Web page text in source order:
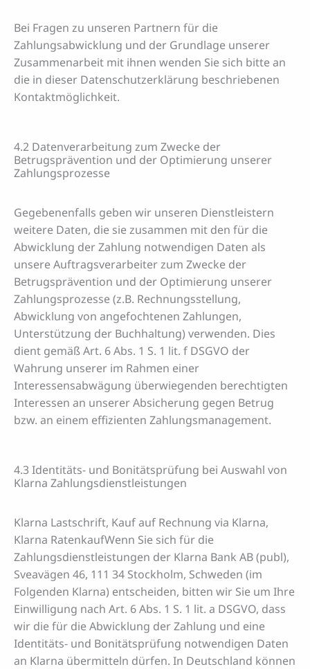
Bei Fragen zu unseren Partnern für die
Zahlungsabwicklung und der Grundlage unserer
Zusammenarbeit mit ihnen wenden Sie sich bitte an
die in dieser Datenschutzerklärung beschriebenen
Kontaktmöglichkeit.
4.2 Datenverarbeitung zum Zwecke der
Betrugsprävention und der Optimierung unserer
Zahlungsprozesse
Gegebenenfalls geben wir unseren Dienstleistern
weitere Daten, die sie zusammen mit den für die
Abwicklung der Zahlung notwendigen Daten als
unsere Auftragsverarbeiter zum Zwecke der
Betrugsprävention und der Optimierung unserer
Zahlungsprozesse (z.B. Rechnungsstellung,
Abwicklung von angefochtenen Zahlungen,
Unterstützung der Buchhaltung) verwenden. Dies
dient gemäß Art. 6 Abs. 1 S. 1 lit. f DSGVO der
Wahrung unserer im Rahmen einer
Interessensabwägung überwiegenden berechtigten
Interessen an unserer Absicherung gegen Betrug
bzw. an einem effizienten Zahlungsmanagement.
4.3 Identitäts- und Bonitätsprüfung bei Auswahl von
Klarna Zahlungsdienstleistungen
Klarna Lastschrift, Kauf auf Rechnung via Klarna,
Klarna RatenkaufWenn Sie sich für die
Zahlungsdienstleistungen der Klarna Bank AB (publ),
Sveavägen 46, 111 34 Stockholm, Schweden (im
Folgenden Klarna) entscheiden, bitten wir Sie um Ihre
Einwilligung nach Art. 6 Abs. 1 S. 1 lit. a DSGVO, dass
wir die für die Abwicklung der Zahlung und eine
Identitäts- und Bonitätsprüfung notwendigen Daten
an Klarna übermitteln dürfen. In Deutschland können